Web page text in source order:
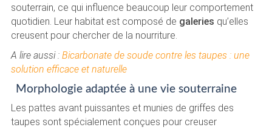
souterrain, ce qui influence beaucoup leur comportement
quotidien. Leur habitat est composé de galeries qu’elles
creusent pour chercher de la nourriture.
A lire aussi : Bicarbonate de soude contre les taupes : une
solution efficace et naturelle
Morphologie adaptée à une vie souterraine
Les pattes avant puissantes et munies de griffes des
taupes sont spécialement conçues pour creuser